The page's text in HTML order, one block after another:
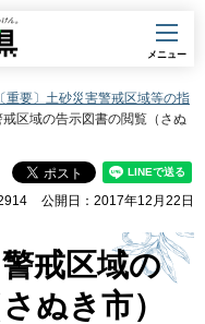
メニュー
〔重要〕土砂災害警戒区域等の指
区域の告示図書の閲覧（さぬ
公開日：2017年12月22日
戒区域の
ぬき市）